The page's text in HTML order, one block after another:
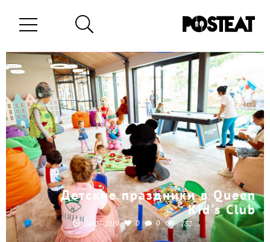
Детские праздники в Queen
Kid's Club
14-07-2019 0 0 782